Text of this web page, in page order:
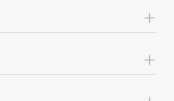
+
+